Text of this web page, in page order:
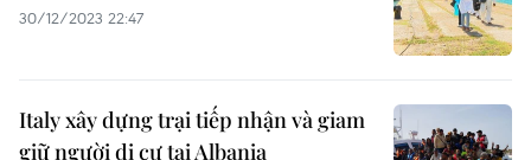
30/12/2023 22:47
Italy xây dựng trại tiếp nhận và giam
giữ người di cư tại Albania